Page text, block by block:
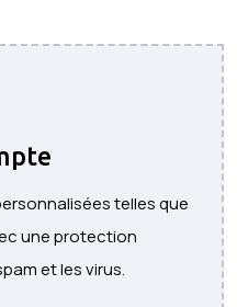
telles que
une protection
et les virus.